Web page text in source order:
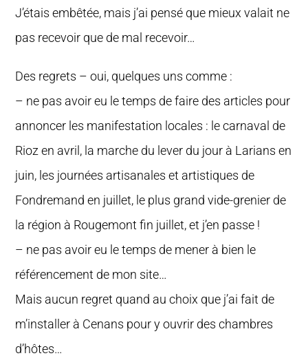
J’étais embêtée, mais j’ai pensé que mieux valait ne
pas recevoir que de mal recevoir…
Des regrets – oui, quelques uns comme :
– ne pas avoir eu le temps de faire des articles pour
annoncer les manifestation locales : le carnaval de
Rioz en avril, la marche du lever du jour à Larians en
juin, les journées artisanales et artistiques de
Fondremand en juillet, le plus grand vide-grenier de
la région à Rougemont fin juillet, et j’en passe !
– ne pas avoir eu le temps de mener à bien le
référencement de mon site…
Mais aucun regret quand au choix que j’ai fait de
m’installer à Cenans pour y ouvrir des chambres
d’hôtes…